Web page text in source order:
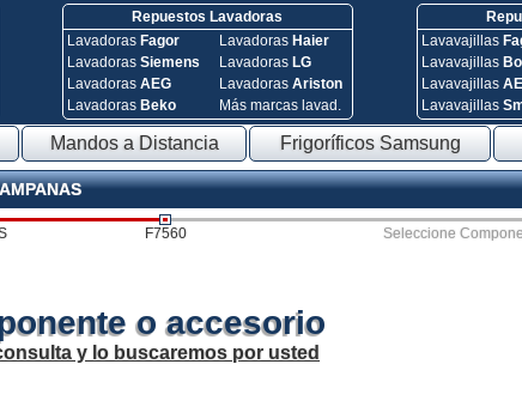
Repuestos Lavadoras
Lavadoras Fagor
Lavadoras Siemens
Lavadoras AEG
Lavadoras Beko
Lavadoras Haier
Lavadoras LG
Lavadoras Ariston
Más marcas lavad.
Lavavajillas
Lavavajillas
Lavavajillas
Lavavajillas
Mandos a Distancia Frigoríficos Samsung
F7560 Seleccione
o accesorio
y lo buscaremos por usted